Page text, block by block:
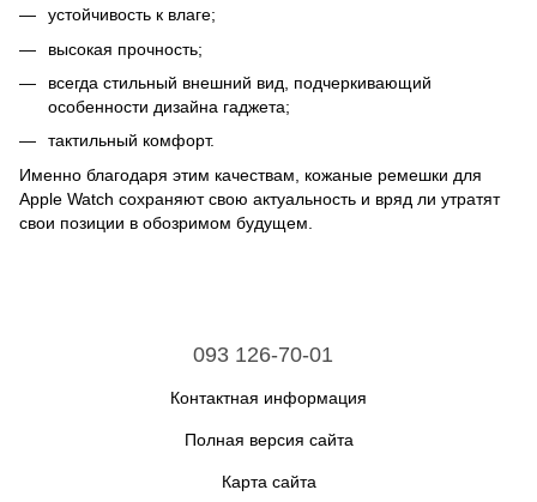
устойчивость к влаге;
высокая прочность;
всегда стильный внешний вид, подчеркивающий
особенности дизайна гаджета;
тактильный комфорт.
Именно благодаря этим качествам, кожаные ремешки для
Apple Watch сохраняют свою актуальность и вряд ли утратят
свои позиции в обозримом будущем.
093 126-70-01
Контактная информация
Полная версия сайта
Карта сайта